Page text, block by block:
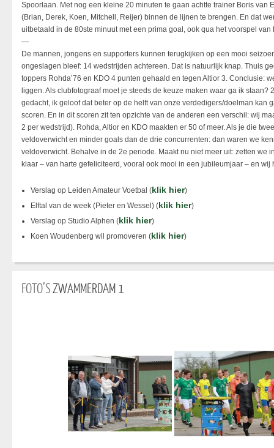
Spoorlaan. Met nog een kleine 20 minuten te gaan achtte trainer Boris van
(Brian, Derek, Koen, Mitchell, Reijer) binnen de lijnen te brengen. En dat
uitbetaald in de 80ste minuut met een prima goal, ook qua het voorspel van
—
De mannen, jongens en supporters kunnen terugkijken op een mooi
ongeslagen bleef: 14 wedstrijden achtereen. Dat is natuurlijk knap. Thuis
toppers Rohda’76 en KDO 4 punten gehaald en tegen Altior 3. Conclusie:
liggen. Als clubfotograaf moet je steeds de keuze maken waar ga ik
gedacht, ik geloof dat beter op de helft van onze verdedigers/doelman kan
scoren. En in dit scoren zit ten opzichte van de anderen een verschil: wij
2 per wedstrijd). Rohda, Altior en KDO maakten er 50 of meer. Als je die
veldoverwicht en minder goals dan de drie concurrenten: dan waren we
veldoverwicht. Behalve in de 2e periode. Maakt nu niet meer uit: zetten we
klaar – van harte gefeliciteerd, vooral ook mooi in een jubileumjaar – en
Verslag op Leiden Amateur Voetbal (klik hier)
Elftal van de week (Pieter en Wessel) (klik hier)
Verslag op Studio Alphen (klik hier)
Koen Woudenberg wil promoveren (klik hier)
FOTO’SZWAMMERDAM 1